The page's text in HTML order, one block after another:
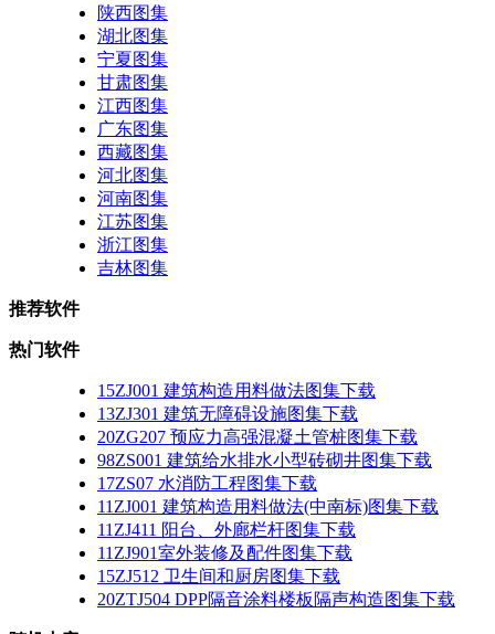
陕西图集
湖北图集
宁夏图集
甘肃图集
江西图集
广东图集
西藏图集
河北图集
河南图集
江苏图集
浙江图集
吉林图集
推荐软件
热门软件
15ZJ001 建筑构造用料做法图集下载
13ZJ301 建筑无障碍设施图集下载
20ZG207 预应力高强混凝土管桩图集下载
98ZS001 建筑给水排水小型砖砌井图集下载
17ZS07 水消防工程图集下载
11ZJ001 建筑构造用料做法(中南标)图集下载
11ZJ411 阳台、外廊栏杆图集下载
11ZJ901室外装修及配件图集下载
15ZJ512 卫生间和厨房图集下载
20ZTJ504 DPP隔音涂料楼板隔声构造图集下载